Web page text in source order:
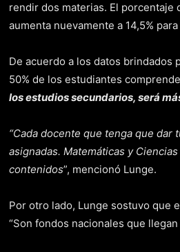
rendir dos materias. El
aumenta nuevamente a 14,5%
De acuerdo a los datos
50% de los estudiantes
los estudios secundarios, será
“Cada docente que tenga que
asignadas. Matemáticas y
contenidos”, mencionó Lunge.
Por otro lado, Lunge sostuvo que
“Son fondos nacionales que